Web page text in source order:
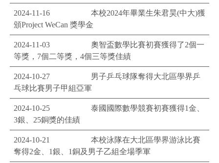
2024-11-16
本校2024年畢業生朱君昊(中大)獲
頒Project WeCan 獎學金
2024-11-03
奧智盃數學比賽初賽獲得了2個一
等獎，7個二等獎，4個三等獎佳績
2024-10-27
男子乒乓球隊奪得大北區學界乒
乓球比賽男子甲組亞軍
2024-10-25
泰國國際數學競賽初賽獲得1金、
3銀、25銅獎的佳績
2024-10-21
本校泳隊在大北區學界游泳比賽
奪得2金、1銀、1銅及男子乙組全場季軍